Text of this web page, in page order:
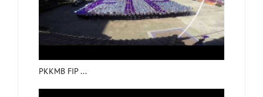
PKKMB FIP ...